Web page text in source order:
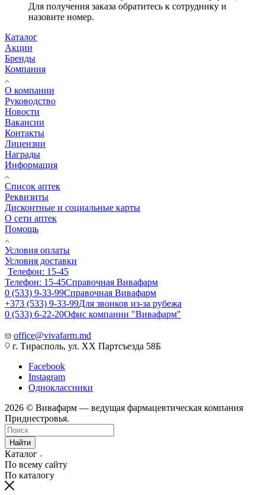
Для получения заказа обратитесь к сотруднику и
назовите номер.
Каталог
Акции
Бренды
Компания
О компании
Руководство
Новости
Вакансии
Контакты
Лицензии
Награды
Информация
Список аптек
Реквизиты
Дисконтные и социальные карты
О сети аптек
Помощь
Условия оплаты
Условия доставки
Телефон: 15-45
Телефон: 15-45Справочная Вивафарм
0 (533) 9-33-99Справочная Вивафарм
+373 (533) 9-33-99Для звонков из-за рубежа
0 (533) 6-22-20Офис компании "Вивафарм"
office@vivafarm.md
г. Тирасполь, ул. ХХ Партсъезда 58Б
Facebook
Instagram
Одноклассники
2026 © Вивафарм — ведущая фармацевтическая компания
Приднестровья.
Найти
Каталог
По всему сайту
По каталогу